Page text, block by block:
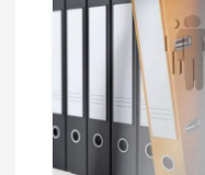
п
з